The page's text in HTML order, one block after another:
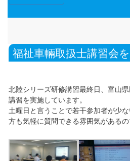
福祉車輛取扱士講習会
北陸シリーズ研修講習最終日、富山
講習を実施しています。
土曜日と言うことで若干参加者が少
方も気軽に質問できる雰囲気があるの